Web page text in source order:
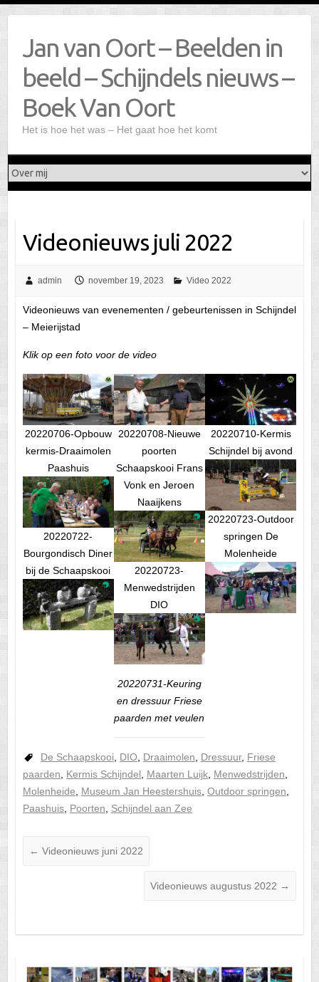
Jan van Oort – Beelden in
beeld – Schijndels nieuws –
Boek Van Oort
Het is hoe het was – Het gaat hoe het komt
Videonieuws juli 2022
admin november 19, 2023 Video 2022
Videonieuws van evenementen / gebeurtenissen in Schijndel
– Meierijstad
Klik op een foto voor de video
20220706-Opbouw
kermis-Draaimolen
Paashuis
20220722-
Bourgondisch Diner
bij de Schaapskooi
20220708-Nieuwe
poorten
Schaapskooi Frans
Vonk en Jeroen
Naaijkens
20220723-
Menwedstrijden
DIO
20220731-Keuring
en dressuur Friese
paarden met veulen
20220710-Kermis
Schijndel bij avond
20220723-Outdoor
springen De
Molenheide
De Schaapskooi, DIO, Draaimolen, Dressuur, Friese
paarden, Kermis Schijndel, Maarten Luijk, Menwedstrijden,
Molenheide, Museum Jan Heestershuis, Outdoor springen,
Paashuis, Poorten, Schijndel aan Zee
← Videonieuws juni 2022
Videonieuws augustus 2022 →